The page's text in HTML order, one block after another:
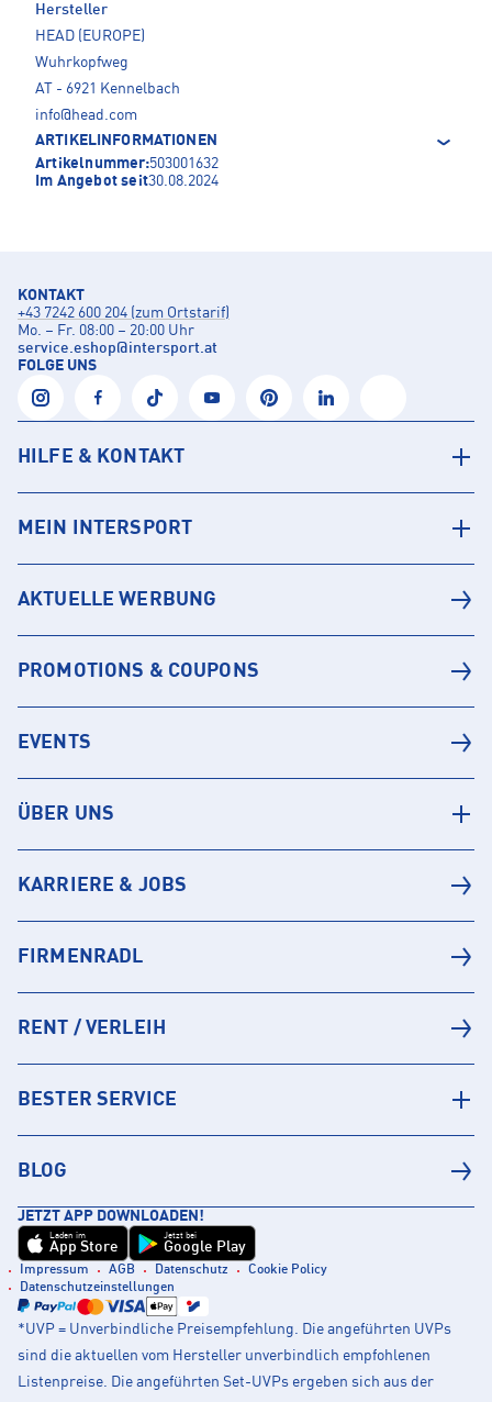
Hersteller
HEAD (EUROPE)
Wuhrkopfweg
AT - 6921 Kennelbach
info@head.com
ARTIKELINFORMATIONEN
Artikelnummer:503001632
Im Angebot seit30.08.2024
KONTAKT
+43 7242 600 204 (zum Ortstarif)
Mo. – Fr. 08:00 – 20:00 Uhr
service.eshop@intersport.at
FOLGE UNS
HILFE & KONTAKT
MEIN INTERSPORT
AKTUELLE WERBUNG
PROMOTIONS & COUPONS
EVENTS
ÜBER UNS
KARRIERE & JOBS
FIRMENRADL
RENT / VERLEIH
BESTER SERVICE
BLOG
JETZT APP DOWNLOADEN!
Laden im
App Store
Jetzt bei
Google Play
Impressum AGB Datenschutz
Cookie Policy
Datenschutzeinstellungen
*UVP = Unverbindliche Preisempfehlung. Die angeführten UVPs
sind die aktuellen vom Hersteller unverbindlich empfohlenen
Listenpreise. Die angeführten Set-UVPs ergeben sich aus der